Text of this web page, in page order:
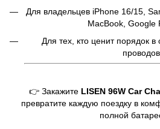
Для владельцев iPhone 16/15,
MacBook, Google
Для тех, кто ценит порядок
проводов.
👉 Закажите LISEN 96W Car
превратите каждую поездку в
полной